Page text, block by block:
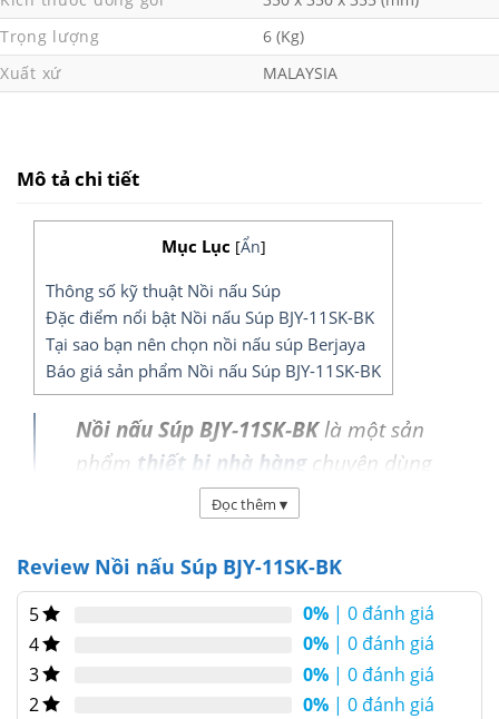
Trọng lượng
6 (Kg)
Xuất xứ
MALAYSIA
Mô tả chi tiết
Mục Lục [Ẩn]
Thông số kỹ thuật Nồi nấu Súp
Đặc điểm nổi bật Nồi nấu Súp BJY-11SK-BK
Tại sao bạn nên chọn nồi nấu súp Berjaya
Báo giá sản phẩm Nồi nấu Súp BJY-11SK-BK
Nồi nấu Súp BJY-11SK-BKlà một sản
phẩm thiết bị nhà hàngchuyên dùng
cho việc nấu súp, dung tích 11 lít, thiết
bị chế biến súp không thể thiếu trong
các nhà bếp công nghiệp cũng như
các nhà hàng khách sạn. Được nhập
khẩu trực tiếp từ Malaysia, thiết bị
ngày càng được sử dụng rộng rãi bởi
tính năng nấu súp thơm ngon và tiện
Đọc thêm ▾
Review Nồi nấu Súp BJY-11SK-BK
5 0% | 0 đánh giá
4
0% | 0 đánh giá
3
0% | 0 đánh giá
2
0% | 0 đánh giá